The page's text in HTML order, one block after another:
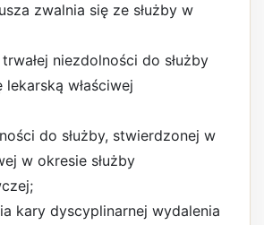
zwalnia się ze służby w
niezdolności do służby
właściwej
do służby, stwierdzonej w
w okresie służby
kary dyscyplinarnej wydalenia